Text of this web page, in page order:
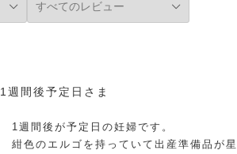
1週間後予定日さま
1週間後が予定日の妊婦です。
紺色のエルゴを持っていて出産準備品が